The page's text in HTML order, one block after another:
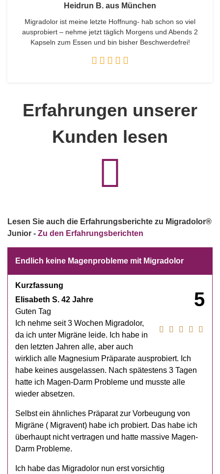
Heidrun B. aus München
Migradolor ist meine letzte Hoffnung- hab schon so viel
ausprobiert – nehme jetzt täglich Morgens und Abends 2
Kapseln zum Essen und bin bisher Beschwerdefrei!
Erfahrungen unserer
Kunden lesen
Lesen Sie auch die Erfahrungsberichte zu Migradolor®
Junior - Zu den Erfahrungsberichten
Endlich keine Magenprobleme mit Migradolor
5
Kurzfassung
Elisabeth S. 42 Jahre
Guten Tag
Ich nehme seit 3 Wochen Migradolor,
da ich unter Migräne leide. Ich habe in
den letzten Jahren alle, aber auch
wirklich alle Magnesium Präparate ausprobiert. Ich
habe keines ausgelassen. Nach spätestens 3 Tagen
hatte ich Magen-Darm Probleme und musste alle
wieder absetzen.
Selbst ein ähnliches Präparat zur Vorbeugung von
Migräne ( Migravent) habe ich probiert. Das habe ich
überhaupt nicht vertragen und hatte massive Magen-
Darm Probleme.
Ich habe das Migradolor nun erst vorsichtig